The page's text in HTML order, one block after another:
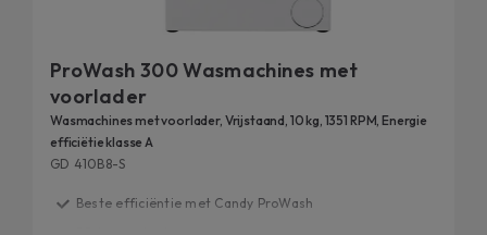
ProWash 300 Wasmachines met
voorlader
Wasmachines met voorlader, Vrijstaand, 10 kg, 1351 RPM, Energie
efficiëtie klasse A
GD 410B8-S
Beste efficiëntie met Candy ProWash